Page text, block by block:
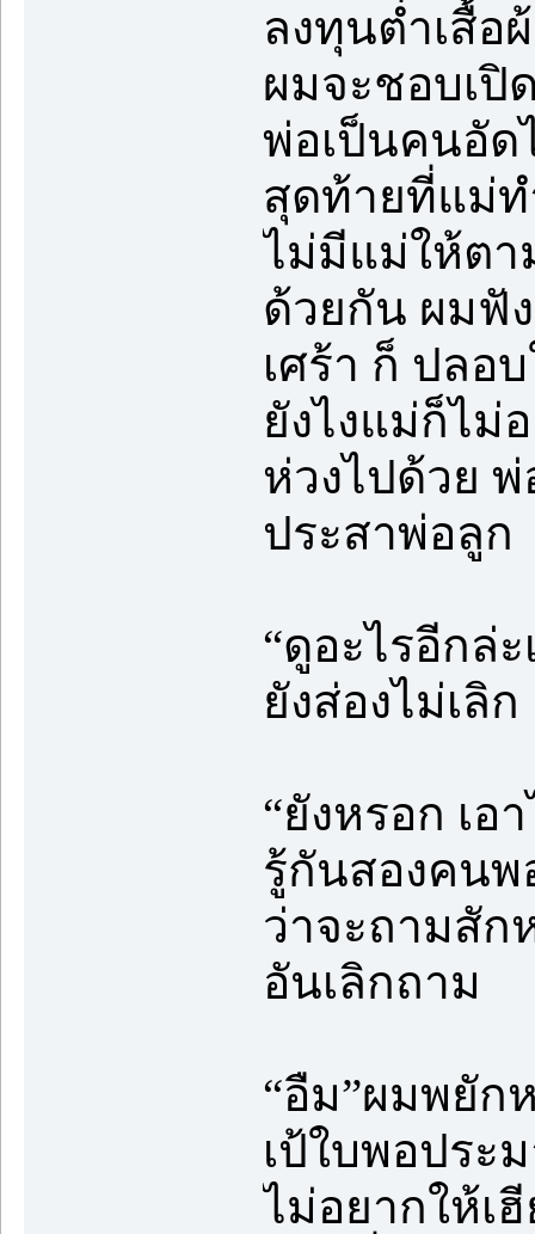
ลงทุนต่ำเสื้อ
ผมจะชอบเปิ
พ่อเป็นคนอัด
สุดท้ายที่แม่ท
ไม่มีแม่ให้ตา
ด้วยกัน ผมฟั
เศร้า ก็ ปลอ
ยังไงแม่ก็ไม่
ห่วงไปด้วย
ประสาพ่อลูก
“ดูอะไรอีกล่
ยังส่องไม่เลิก
“ยังหรอก เอ
รู้กันสองคนพ
ว่าจะถามสัก
อันเลิกถาม
“อืม”ผมพยัก
เป้ใบพอประ
ไม่อยากให้เ